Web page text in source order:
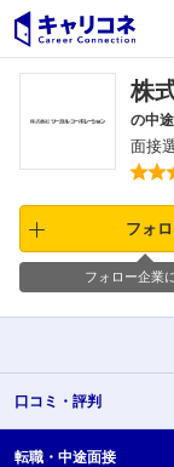
株
の中
面接
フォ
フォロー企業
口コミ・ 評判
転職・ 中途面接